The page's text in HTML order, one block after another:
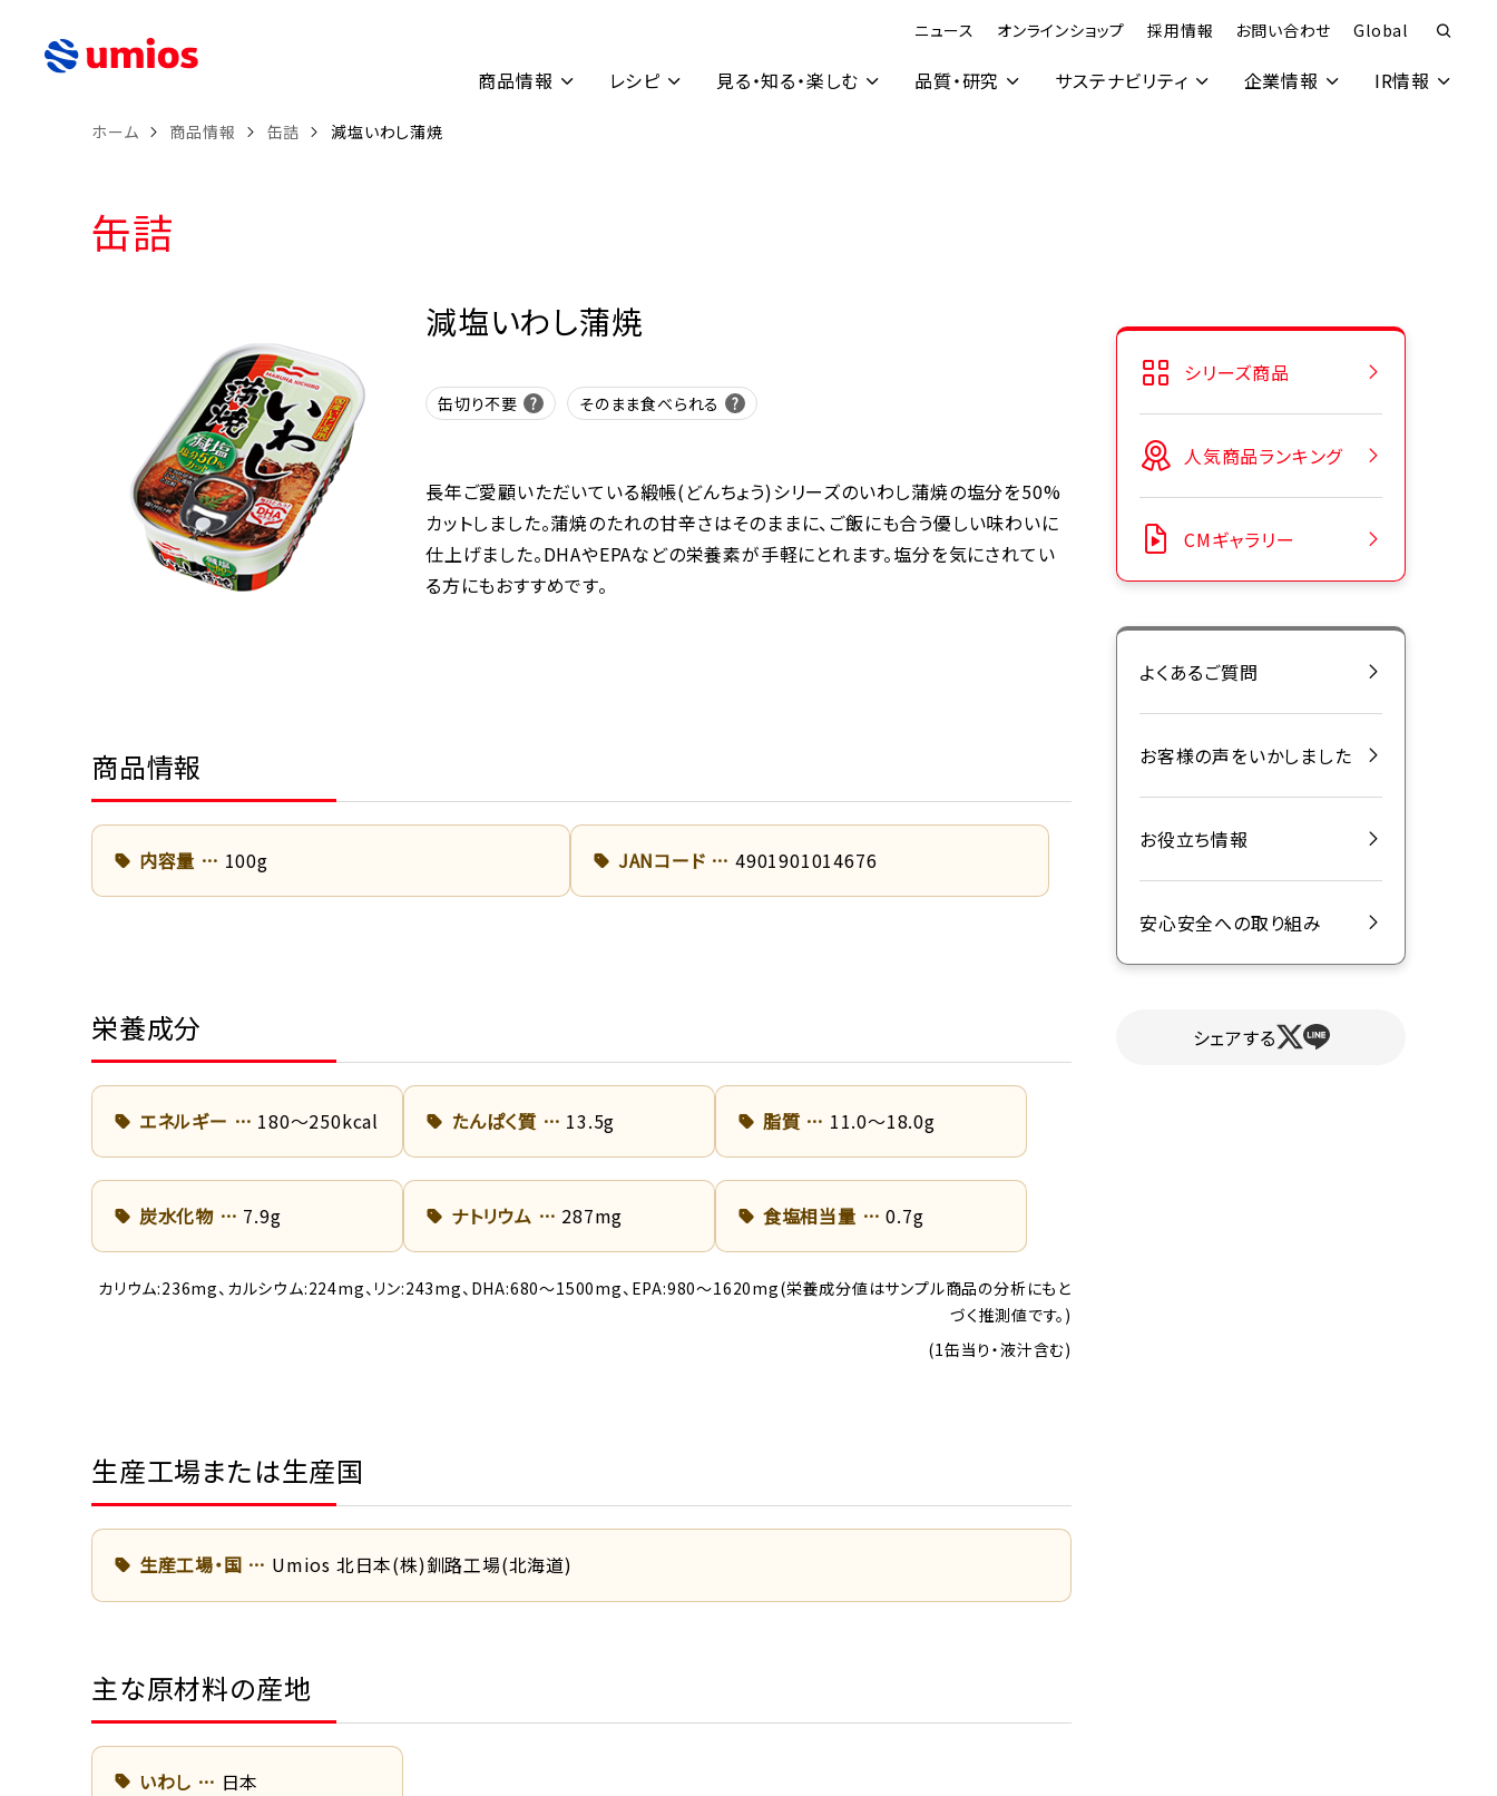
ニュース オンラインショップ 採用情報 お問い合わせ Global
商品情報 レシピ 見る・知る・楽しむ 品質・研究 サステナビリティ 企業情報 IR情報
ホーム 商品情報 缶詰 減塩いわし蒲焼
缶詰
減塩いわし蒲焼
缶切り不要 そのまま食べられる
長年ご愛顧いただいている緞帳(どんちょう)シリーズのいわし蒲焼の塩分を50%
カットしました。蒲焼のたれの甘辛さはそのままに、ご飯にも合う優しい味わいに
仕上げました。DHAやEPAなどの栄養素が手軽にとれます。塩分を気にされてい
る方にもおすすめです。
商品情報
内容量 100g JANコード 4901901014676
栄養成分
エネルギー 180～250kcal たんぱく質 13.5g 脂質 11.0～18.0g
炭水化物 7.9g ナトリウム 287mg 食塩相当量 0.7g
カリウム:236mg、カルシウム:224mg、リン:243mg、DHA:680～1500mg、EPA:980～1620mg(栄養成分値はサンプル商品の分析にもと
づく推測値です。)
(1缶当り・液汁含む)
生産工場または生産国
生産工場・国 Umios 北日本(株)釧路工場(北海道)
主な原材料の産地
いわし 日本
シリーズ商品
人気商品ランキング
CMギャラリー
よくあるご質問
お客様の声をいかしました
お役立ち情報
安心安全への取り組み
シェアする